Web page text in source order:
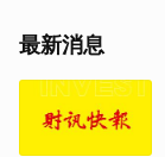
最新消息